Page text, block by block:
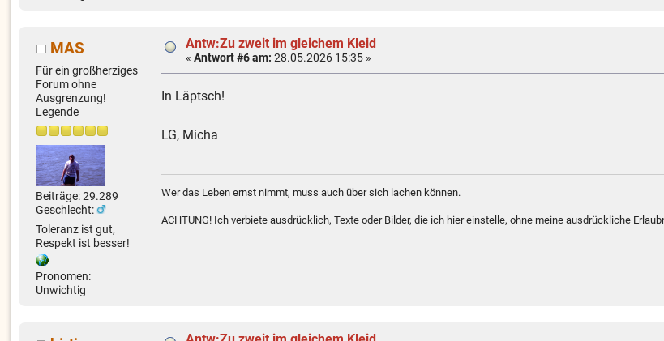
MAS
Für ein großherziges
Forum ohne
Ausgrenzung!
Legende
Beiträge: 29.289
Geschlecht:
Toleranz ist gut,
Respekt ist besser!
Pronomen:
Unwichtig
Antw:Zu zweit im gleichem Kleid
«Antwort #6 am: 28.05.2026 15:35 »
In Läptsch!
LG, Micha
Wer das Leben ernst nimmt, muss auch über sich lachen können.
ACHTUNG! Ich verbiete ausdrücklich, Texte oder Bilder, die ich hier einstelle, ohne meine ausdrückliche